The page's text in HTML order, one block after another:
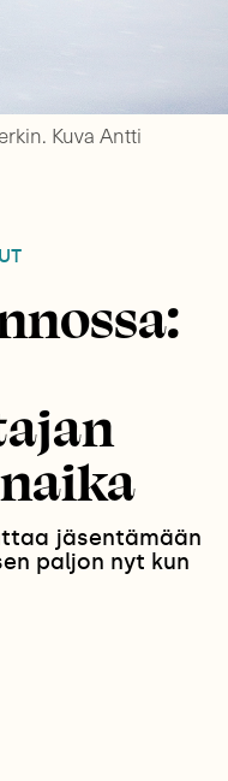
Kuva Antti
jäsentämään
paljon nyt kun